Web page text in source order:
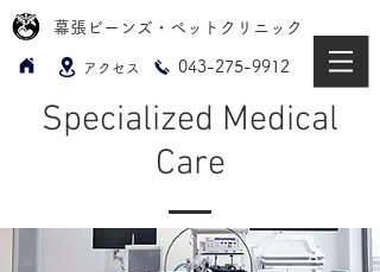
幕張ビーンズ・ペットクリニック
​043-275-9912
アクセス
Specialized Medical
Care